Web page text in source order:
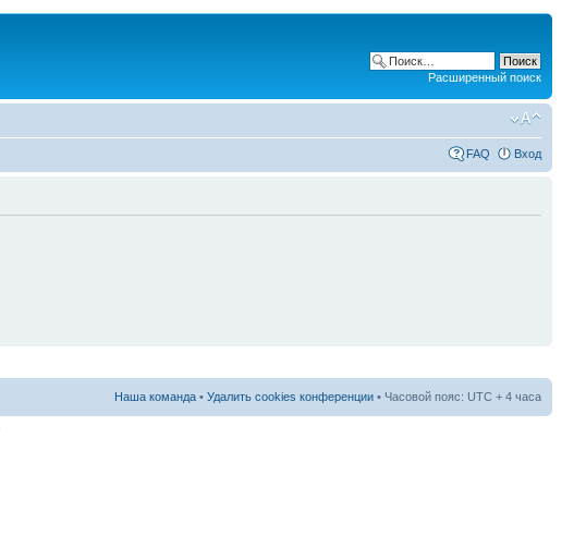
Расширенный поиск
FAQ Вход
Наша команда • Удалить cookies конференции • Часовой пояс: UTC + 4 часа